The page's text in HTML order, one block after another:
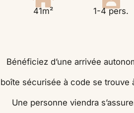
41m² 1-4 pers.
Bénéficiez d’une arrivée
boîte sécurisée à code se trouve
Une personne viendra